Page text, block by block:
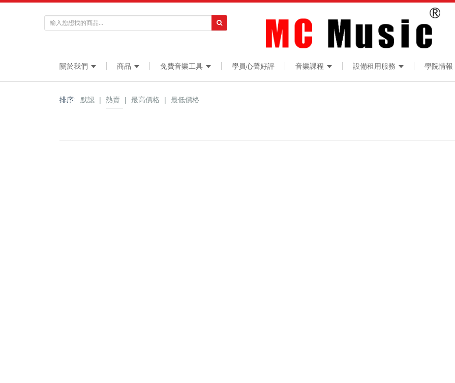
關於我們 商品 免費音樂工具 學員心聲好評 音樂課程 設備租用服務 學院情報
排序: 默認 | 熱賣 | 最高價格 | 最低價格